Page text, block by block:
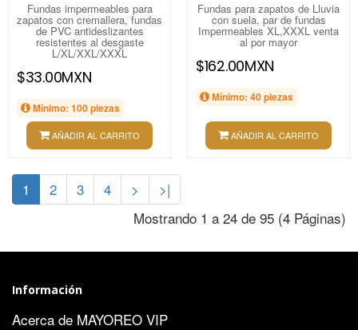
Fundas impermeables para
zapatos con cremallera, fundas
de PVC antideslizantes
resistentes al desgaste
L/XL/XXL/XXXL
$33.00MXN
Mínimo: 100 piezas
AÑADIR AL CARRITO
Fundas para zapatos de Lluvia
con suela, par de fundas
Impermeables XL,XXXL venta
al por mayor
$162.00MXN
Mínimo: 40 piezas
AÑADIR AL CARRITO
1 2 3 4 >
>|
Mostrando 1 a 24 de 95 (4 Páginas)
Información
Acerca de MAYOREO VIP